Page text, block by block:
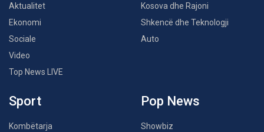
Aktualitet
Ekonomi
Sociale
Video
Top News LIVE
Kosova dhe Rajoni
Shkencë dhe Teknologji
Auto
Sport
Kombëtarja
Pop News
Showbiz